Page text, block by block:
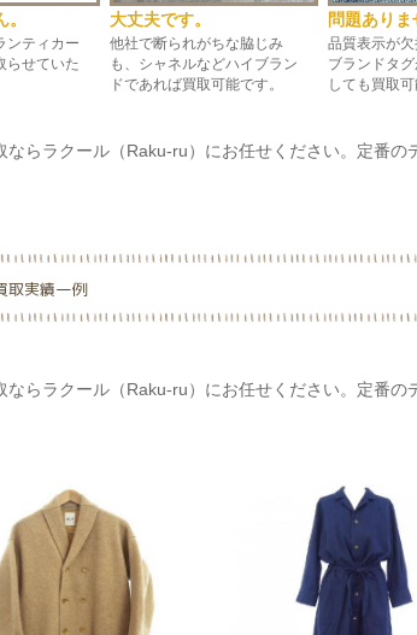
ンティカー
らせていた
大丈夫です。
他社で断られがちな脇じみ
も、シャネルなどハイブラン
ドであれば買取可能です。
問題ありま
品質表示が欠
ブランドタ
しても買取可
らラクール（Raku-ru）にお任せください。定番
取実績一例
らラクール（Raku-ru）にお任せください。定番